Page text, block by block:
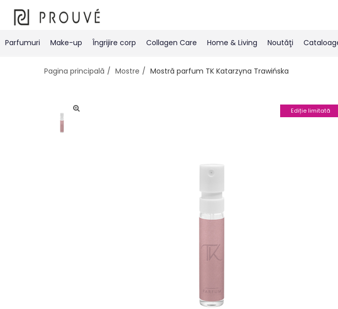
Parfumuri Make-up Îngrijire corp Collagen Care Home & Living Noutăţi
Pagina principală Mostre Mostră parfum TK Katarzyna Trawińska
Ediție limitată